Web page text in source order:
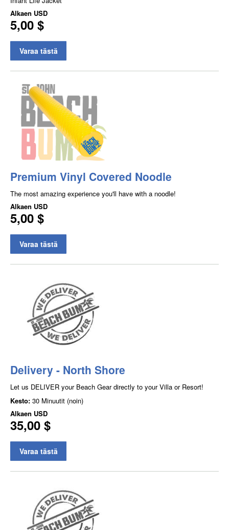
Alkaen USD
5,00 $
Varaa tästä
Premium Vinyl Covered Noodle
The most amazing experience you'll have with a noodle!
Alkaen USD
5,00 $
Varaa tästä
Delivery - North Shore
Let us DELIVER your Beach Gear directly to your Villa or Resort!
Kesto: 30 Minuutit (noin)
Alkaen USD
35,00 $
Varaa tästä